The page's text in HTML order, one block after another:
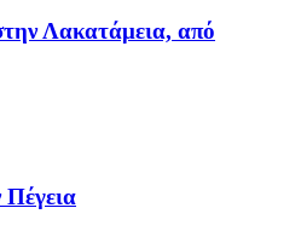
Λακατάμεια, από
Πέγεια